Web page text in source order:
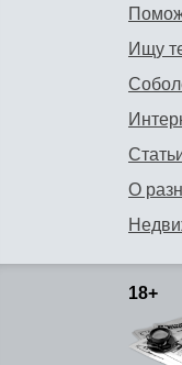
Ищу
О
18+